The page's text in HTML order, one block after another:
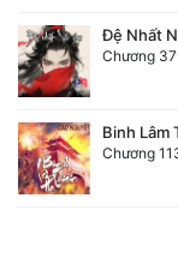
Ngự Thú
Truyện Nam
Truyện Nữ
Vô Địch Lưu
Đệ Nhất
Chương
Binh Lâm
Chương